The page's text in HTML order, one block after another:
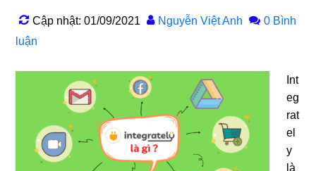
Cập nhật: 01/09/2021 Nguyễn Việt Anh
0 Bình
luận
Int
eg
rat
el
y
là